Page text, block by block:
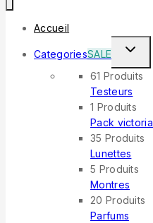
Accueil
CategoriesSALE
Toggle
Child
61 Produits
Testeurs
1 Produits
Pack victoria
35 Produits
Lunettes
5 Produits
Montres
20 Produits
Parfums